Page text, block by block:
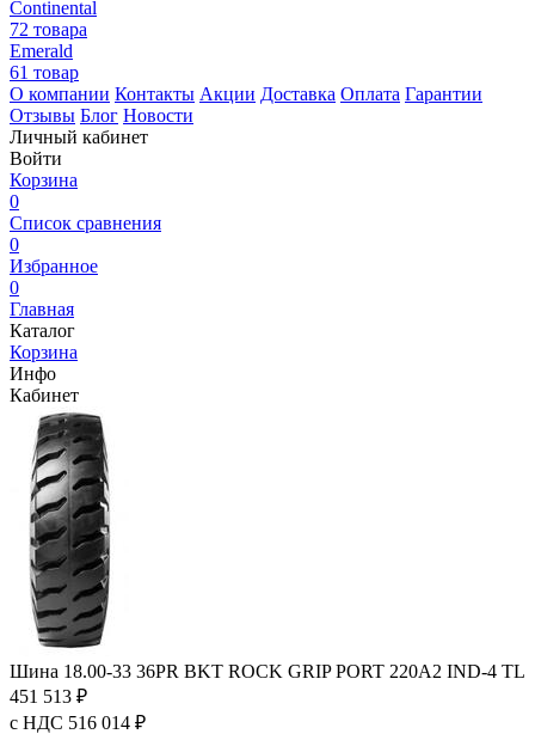
Continental
72 товара
Emerald
61 товар
О компании Контакты Акции Доставка Оплата Гарантии
Отзывы Блог Новости
Личный кабинет
Войти
Корзина
0
Список сравнения
0
Избранное
0
Главная
Каталог
Корзина
Инфо
Кабинет
Шина 18.00-33 36PR BKT ROCK GRIP PORT 220A2 IND-4 TL
451 513 ₽
с НДС 516 014 ₽